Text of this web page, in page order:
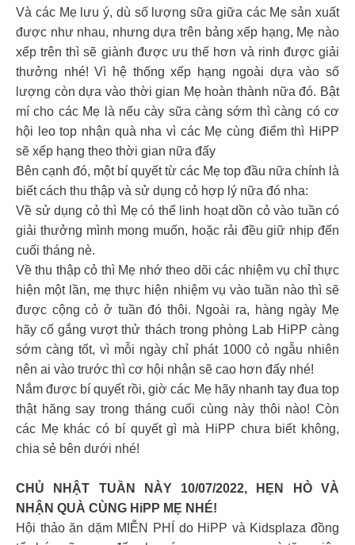
Và các Mẹ lưu ý, dù số lượng sữa giữa các Mẹ sản xuất
được như nhau, nhưng dựa trên bảng xếp hạng, Mẹ nào
xếp trên thì sẽ giành được ưu thế hơn và rinh được giải
thưởng nhé! Vì hệ thống xếp hạng ngoài dựa vào số
lượng còn dựa vào thời gian Mẹ hoàn thành nữa đó. Bật
mí cho các Mẹ là nếu cày sữa càng sớm thì càng có cơ
hội leo top nhận quà nha vì các Mẹ cùng điểm thì HiPP
sẽ xếp hạng theo thời gian nữa đấy
Bên cạnh đó, một bí quyết từ các Mẹ top đầu nữa chính là
biết cách thu thập và sử dụng cỏ hợp lý nữa đó nha:
Về sử dụng cỏ thì Mẹ có thể linh hoạt dồn cỏ vào tuần có
giải thưởng mình mong muốn, hoặc rải đều giữ nhịp đến
cuối tháng nè.
Về thu thập cỏ thì Mẹ nhớ theo dõi các nhiệm vụ chỉ thực
hiện một lần, mẹ thực hiện nhiệm vụ vào tuần nào thì sẽ
được cộng cỏ ở tuần đó thôi. Ngoài ra, hàng ngày Mẹ
hãy cố gắng vượt thử thách trong phòng Lab HiPP càng
sớm càng tốt, vì mỗi ngày chỉ phát 1000 cỏ ngẫu nhiên
nên ai vào trước thì cơ hội nhận sẽ cao hơn đấy nhé!
Nắm được bí quyết rồi, giờ các Mẹ hãy nhanh tay đua top
thật hăng say trong tháng cuối cùng này thôi nào! Còn
các Mẹ khác có bí quyết gì mà HiPP chưa biết không,
chia sẻ bên dưới nhé!
CHỦ NHẬT TUẦN NÀY 10/07/2022, HẸN HÒ VÀ
NHẬN QUÀ CÙNG HiPP MẸ NHÉ!
Hội thảo ăn dặm MIỄN PHÍ do HiPP và Kidsplaza đồng